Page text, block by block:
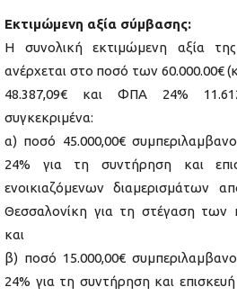
Εκτιμώμενη αξία σύμβασης:
Η συνολική εκτιμώμενη αξία
ανέρχεται στο ποσό των 60.000.00€
48.387,09€ και ΦΠΑ 24%
συγκεκριμένα:
α) ποσό 45.000,00€
24% για τη συντήρηση και
ενοικιαζόμενων διαμερισμάτων
Θεσσαλονίκη για τη στέγαση των
και
β) ποσό 15.000,00€
24% για τη συντήρηση και